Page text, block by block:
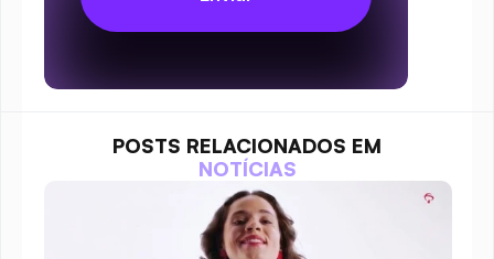
POSTS RELACIONADOS EM
NOTÍCIAS